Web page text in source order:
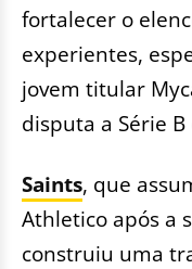
fortalecer o
experientes,
jovem titular
disputa a Série
Saints, que
Athletico após a
construiu uma